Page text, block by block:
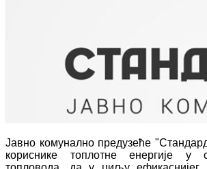
Јавно комунално предузеће
кориснике топлотне енергије у